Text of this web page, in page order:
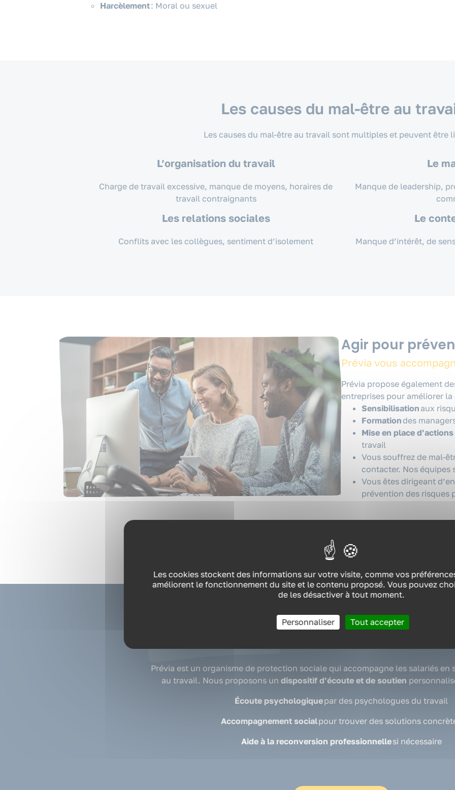
Harcèlement: Moral ou sexuel
Les causes du mal-être au
Les causes du mal-être au travail sont multiples et peuvent être
L’organisation du travail
Charge de travail excessive, manque de moyens, horaires de
travail contraignants
Le
Manque de leadership,
Les relations sociales
Conflits avec les collègues, sentiment d’isolement
Le
Manque d’intérêt, de
Agir pour
Prévia vous
Prévia propose également
entreprises pour améliorer
Sensibilisation aux
Formationdes
Mise en place
travail
Vous souffrez de mal-
contacter. Nos équipes
Vous êtes dirigeant
prévention des risques
Prévia est un organisme de protection sociale qui accompagne les salariés en
au travail. Nous proposons un dispositif d’écoute et de soutien
Écoute psychologiquepar des psychologues du travail
Accompagnement socialpour trouver des solutions
Aide à la reconversion professionnellesi nécessaire
Les cookies stockent des informations sur votre visite, comme vos
améliorent le fonctionnement du site et le contenu proposé. Vous pouvez
de les désactiver à tout moment.
Tout accepter
Personnaliser